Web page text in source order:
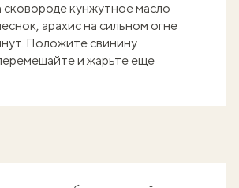
сковороде кунжутное масло
арахис на сильном огне
Положите свинину
и жарьте еще